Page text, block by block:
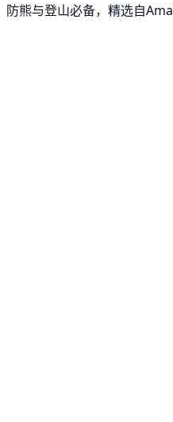
防熊与登山必备，精选自